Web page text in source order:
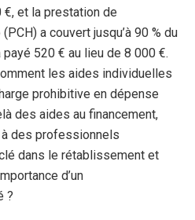
et la prestation de
a couvert jusqu’à 90 % du
520 € au lieu de 8 000 €.
les aides individuelles
prohibitive en dépense
des aides au financement,
à des professionnels
dans le rétablissement et
d’un
?